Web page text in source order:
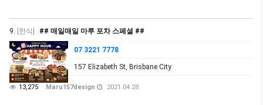
9. [한식] ## 매일매일 마루 포차 스페셜 ##
07 3221 7778
157 Elizabeth St, Brisbane City
13,275 Maru157design 2021.04.28